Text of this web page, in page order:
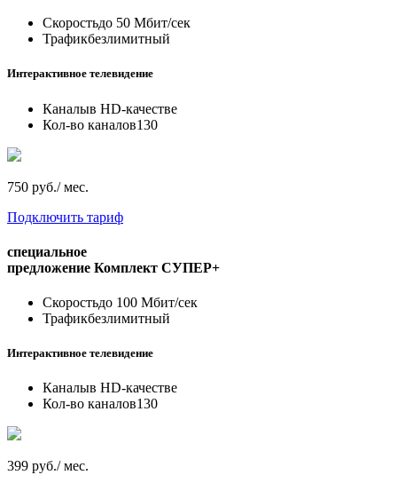
Скоростьдо 50 Мбит/сек
Трафикбезлимитный
Интерактивное телевидение
Каналыв HD-качестве
Кол-во каналов130
750 руб./ мес.
Подключить тариф
специальное
предложение Комплект СУПЕР+
Скоростьдо 100 Мбит/сек
Трафикбезлимитный
Интерактивное телевидение
Каналыв HD-качестве
Кол-во каналов130
399 руб./ мес.